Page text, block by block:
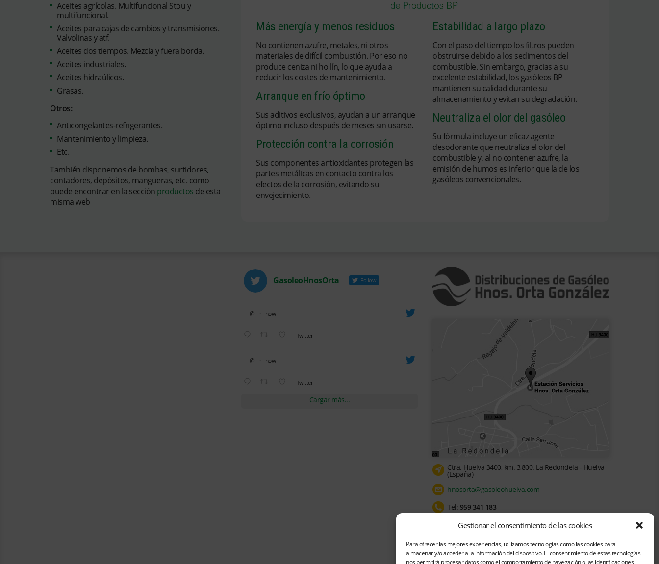
Gestionar el consentimiento de las cookies
Para ofrecer las mejores experiencias, utilizamos tecnologías como las cookies para
almacenar y/o acceder a la información del dispositivo. El consentimiento de estas tecnologías
nos permitirá procesar datos como el comportamiento de navegación o las identificaciones
Aceites agrícolas. Multifuncional Stou y
multifuncional.
Aceites para cajas de cambios y transmisiones.
Valvolinas y atf.
Aceites dos tiempos. Mezcla y fuera borda.
Aceites industriales.
Aceites hidraúlicos.
Grasas.
Otros:
Anticongelantes-refrigerantes.
Mantenimiento y limpieza.
Etc.
También disponemos de bombas, surtidores,
contadores, depósitos, mangueras, etc. como
puede encontrar en la sección productos de esta
misma web
Más energía y menos residuos
No contienen azufre, metales, ni otros
materiales de difícil combustión. Por eso no
produce ceniza ni hollín, lo que ayuda a
reducir los costes de mantenimiento.
Arranque en frío óptimo
Sus aditivos exclusivos, ayudan a un arranque
óptimo incluso después de meses sin usarse.
Protección contra la corrosión
Sus componentes antioxidantes protegen las
partes metálicas en contacto contra los
efectos de la corrosión, evitando su
envejecimiento.
Estabilidad a largo plazo
Con el paso del tiempo los filtros pueden
obstruirse debido a los sedimentos del
combustible. Sin embargo, gracias a su
excelente estabilidad, los gasóleos BP
mantienen su calidad durante su
almacenamiento y evitan su degradación.
Neutraliza el olor del gasóleo
Su fórmula incluye un eficaz agente
desodorante que neutraliza el olor del
combustible y, al no contener azufre, la
emisión de humos es inferior que la de los
gasóleos convencionales.
GasoleoHnosOrta Follow
@ · now
Twitter
@ · now
Twitter
Cargar más...
Ctra. Huelva 3400, km. 3,800. La Redondela - Huelva
(España)
hnosorta@gasoleohuelva.com
Tel: 959 341 183